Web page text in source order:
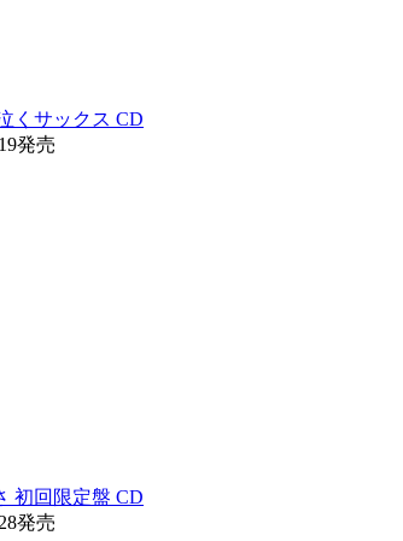
くサックス CD
発売
初回限定盤 CD
発売